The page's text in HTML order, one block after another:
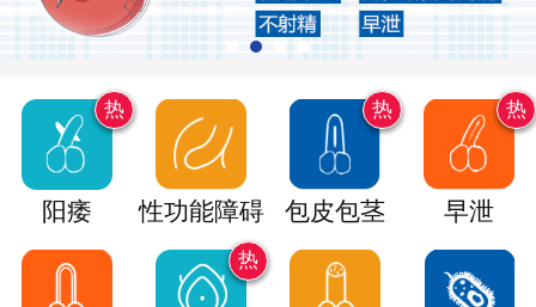
热
阳痿 性功能障碍
热
包皮包茎
热
早泄
热